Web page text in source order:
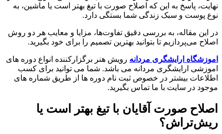
نهایت، پاسخ به این که اصلاح صورت با تیغ بهتر است یا ماشین، به
نوع پوست و سبک زندگی شما بستگی دارد.
در این مقاله، به بررسی دقیق تفاوت‌ها، مزایا و معایب هر دو روش
اصلاح می‌پردازیم تا بتوانید بهترین تصمیم را برای خود بگیرید.
اموزشگاه ارایشگری مردانه رویش هنر برگزارکننده انواع دوره های
اموزشی ارایشگری مردانه می باشد. شما می توانید برای کسب
اطلاعات بیشتر در خصوص ثبت نام دوره ها از طریق شماره های
موجود در سایت با ما تماس بگیرید.
اصلاح صورت آقایان با تیغ بهتر است یا
ریش‌تراش؟